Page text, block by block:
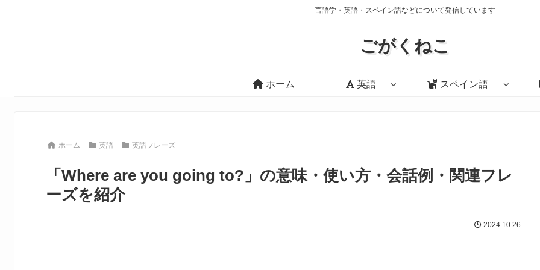
言語学・英語・スペイン語などについて発信しています
ごがくねこ
ホーム 英語 スペイン語
ホーム 英語 英語フレーズ
「Where are you going to?」の意味・使い方・会話例・関連フレ
ーズを紹介
2024.10.26